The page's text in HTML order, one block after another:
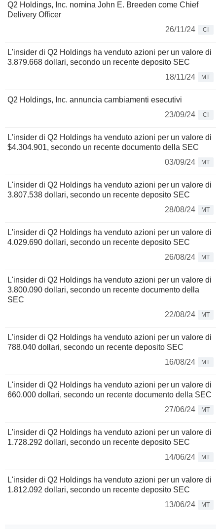
Q2 Holdings, Inc. nomina John E. Breeden come Chief
Delivery Officer
26/11/24
CI
L'insider di Q2 Holdings ha venduto azioni per un valore di
3.879.668 dollari, secondo un recente deposito SEC
18/11/24
MT
Q2 Holdings, Inc. annuncia cambiamenti esecutivi
23/09/24
CI
L'insider di Q2 Holdings ha venduto azioni per un valore di
$4.304.901, secondo un recente documento della SEC
03/09/24
MT
L'insider di Q2 Holdings ha venduto azioni per un valore di
3.807.538 dollari, secondo un recente deposito SEC
28/08/24
MT
L'insider di Q2 Holdings ha venduto azioni per un valore di
4.029.690 dollari, secondo un recente deposito SEC
26/08/24
MT
L'insider di Q2 Holdings ha venduto azioni per un valore di
3.800.090 dollari, secondo un recente documento della
SEC
22/08/24
MT
L'insider di Q2 Holdings ha venduto azioni per un valore di
788.040 dollari, secondo un recente deposito SEC
16/08/24
MT
L'insider di Q2 Holdings ha venduto azioni per un valore di
660.000 dollari, secondo un recente documento della SEC
27/06/24
MT
L'insider di Q2 Holdings ha venduto azioni per un valore di
1.728.292 dollari, secondo un recente deposito SEC
14/06/24
MT
L'insider di Q2 Holdings ha venduto azioni per un valore di
1.812.092 dollari, secondo un recente deposito SEC
13/06/24
MT